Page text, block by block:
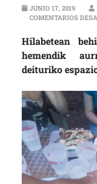
JUNIO 17, 2019
COMENTARIOS
Hilabetean
hemendik
deituriko